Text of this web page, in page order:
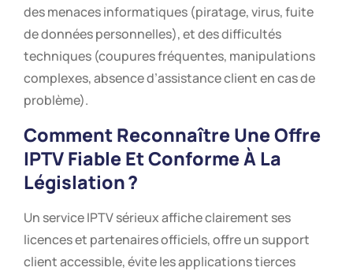
des menaces informatiques (piratage, virus, fuite
de données personnelles), et des difficultés
techniques (coupures fréquentes, manipulations
complexes, absence d’assistance client en cas de
problème).
Comment Reconnaître Une Offre
IPTV Fiable Et Conforme À La
Législation ?
Un service IPTV sérieux affiche clairement ses
licences et partenaires officiels, offre un support
client accessible, évite les applications tierces